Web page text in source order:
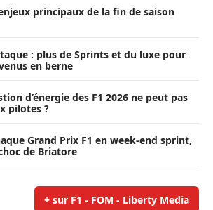
principaux de la fin de saison
: plus de Sprints et du luxe pour
en berne
d’énergie des F1 2026 ne peut pas
pilotes ?
Grand Prix F1 en week-end sprint,
de Briatore
+ sur F1 - FOM - Liberty Media